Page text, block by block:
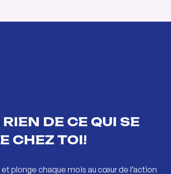
DE CE QUI SE
CHEZ TOI!
plonge chaque mois au cœur de l’action